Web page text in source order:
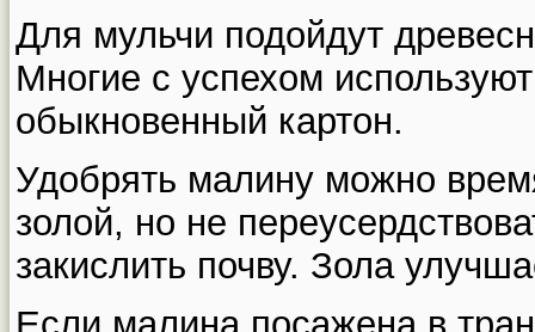
Для мульчи подойдут
Многие с успехом
обыкновенный картон.
Удобрять малину можно
золой, но не
закислить почву. Зола